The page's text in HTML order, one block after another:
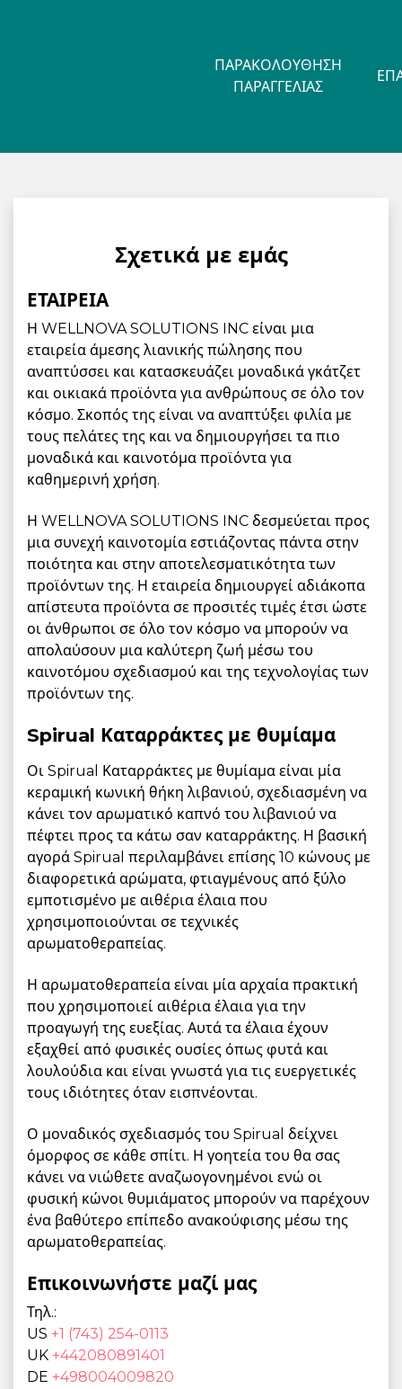
ΠΑΡΑΚΟΛΟΎΘΗΣΗ
ΠΑΡΑΓΓΕΛΊΑΣ
Σχετικά με εμάς
ΕΤΑΙΡΕΊΑ
Η WELLNOVA SOLUTIONS INC είναι μια
εταιρεία άμεσης λιανικής πώλησης που
αναπτύσσει και κατασκευάζει μοναδικά γκάτζετ
και οικιακά προϊόντα για ανθρώπους σε όλο τον
κόσμο. Σκοπός της είναι να αναπτύξει φιλία με
τους πελάτες της και να δημιουργήσει τα πιο
μοναδικά και καινοτόμα προϊόντα για
καθημερινή χρήση.
Η WELLNOVA SOLUTIONS INC δεσμεύεται προς
μια συνεχή καινοτομία εστιάζοντας πάντα στην
ποιότητα και στην αποτελεσματικότητα των
προϊόντων της. Η εταιρεία δημιουργεί αδιάκοπα
απίστευτα προϊόντα σε προσιτές τιμές έτσι ώστε
οι άνθρωποι σε όλο τον κόσμο να μπορούν να
απολαύσουν μια καλύτερη ζωή μέσω του
καινοτόμου σχεδιασμού και της τεχνολογίας των
προϊόντων της.
Spirual Καταρράκτες με θυμίαμα
Οι Spirual Καταρράκτες με θυμίαμα είναι μία
κεραμική κωνική θήκη λιβανιού, σχεδιασμένη να
κάνει τον αρωματικό καπνό του λιβανιού να
πέφτει προς τα κάτω σαν καταρράκτης. Η βασική
αγορά Spirual περιλαμβάνει επίσης 10 κώνους με
διαφορετικά αρώματα, φτιαγμένους από ξύλο
εμποτισμένο με αιθέρια έλαια που
χρησιμοποιούνται σε τεχνικές
αρωματοθεραπείας.
Η αρωματοθεραπεία είναι μία αρχαία πρακτική
που χρησιμοποιεί αιθέρια έλαια για την
προαγωγή της ευεξίας. Αυτά τα έλαια έχουν
εξαχθεί από φυσικές ουσίες όπως φυτά και
λουλούδια και είναι γνωστά για τις ευεργετικές
τους ιδιότητες όταν εισπνέονται.
Ο μοναδικός σχεδιασμός του Spirual δείχνει
όμορφος σε κάθε σπίτι. Η γοητεία του θα σας
κάνει να νιώθετε αναζωογονημένοι ενώ οι
φυσική κώνοι θυμιάματος μπορούν να παρέχουν
ένα βαθύτερο επίπεδο ανακούφισης μέσω της
αρωματοθεραπείας.
Επικοινωνήστε μαζί μας
Τηλ.:
US +1 (743) 254-0113
UK +442080891401
DE +498004009820